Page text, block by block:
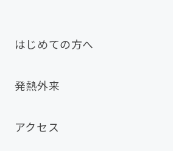
はじめての方へ
発熱外来
アクセス